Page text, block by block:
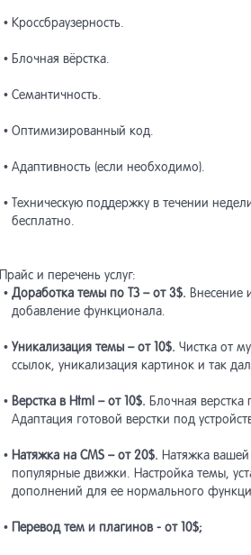
• Кроссбраузерность.
• Блочная вёрстка.
• Семантичность.
• Оптимизированный код.
• Адаптивность (если необходимо).
• Техническую поддержку в течении
бесплатно.
Прайс и перечень услуг:
• Доработка темы по ТЗ – от 3$. Внесение
добавление функционала.
• Уникализация темы – от 10$. Чистка от
ссылок, уникализация картинок и так
• Верстка в Html – от 10$. Блочная верстка
Адаптация готовой верстки под
• Натяжка на CMS – от 20$. Натяжка
популярные движки. Настройка темы,
дополнений для ее нормального
• Перевод тем и плагинов - от 10$;